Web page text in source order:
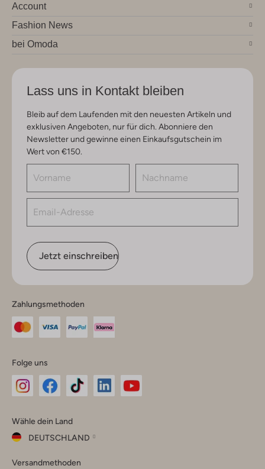
Account
Fashion News
bei Omoda
Lass uns in Kontakt bleiben
Bleib auf dem Laufenden mit den neuesten Artikeln und
exklusiven Angeboten, nur für dich. Abonniere den
Newsletter und gewinne einen Einkaufsgutschein im
Wert von €150.
Jetzt einschreiben
Zahlungsmethoden
Folge uns
Instagram
Facebook
TikTok
Wähle dein Land
DEUTSCHLAND
dein
Versandmethoden